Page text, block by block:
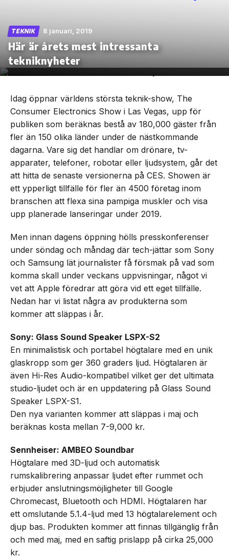
Skip
the
TEKNIK 8 januari, 2019
Här är årets mest intressanta
tekniknyheter
Idag öppnar världens största teknik-show, The
Consumer Electronics Show i Las Vegas, upp för
publiken som beräknas bestå av 180,000 gäster från
fler än 150 olika länder under de nästkommande
dagarna. Vare sig det handlar om drönare, tv-
apparater, telefoner, robotar eller ljudsystem, går det
att hitta de senaste versionerna på CES. Showen är
ett ypperligt tillfälle för fler än 4500 företag inom
branschen att flexa sina pampiga muskler och visa
upp planerade lanseringar under 2019.
Men innan dagens öppning hölls presskonferenser
under söndag och måndag där tech-jättar som Sony
och Samsung lät journalister få försmak på vad som
komma skall under veckans uppvisningar, något vi
vet att Apple föredrar att göra vid ett eget tillfälle.
Nedan har vi listat några av produkterna som
kommer att släppas i år.
Sony: Glass Sound Speaker LSPX-S2
En minimalistisk och portabel högtalare med en unik
glaskropp som ger 360 graders ljud. Högtalaren är
även Hi-Res Audio-kompatibel vilket ger det ultimata
studio-ljudet och är en uppdatering på Glass Sound
Speaker LSPX-S1.
Den nya varianten kommer att släppas i maj och
beräknas kosta mellan 7-9,000 kr.
Sennheiser: AMBEO Soundbar
Högtalare med 3D-ljud och automatisk
rumskalibrering anpassar ljudet efter rummet och
erbjuder anslutningsmöjligheter till Google
Chromecast, Bluetooth och HDMI. Högtalaren har
ett omslutande 5.1.4-ljud med 13 högtalarelement och
djup bas. Produkten kommer att finnas tillgänglig från
och med maj, med en saftig prislapp på cirka 25,000
kr.